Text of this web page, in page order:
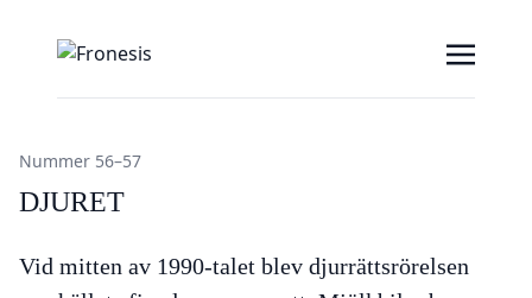
Nummer 56–57
DJURET
Vid mitten av 1990-talet blev djurrättsrörelsen